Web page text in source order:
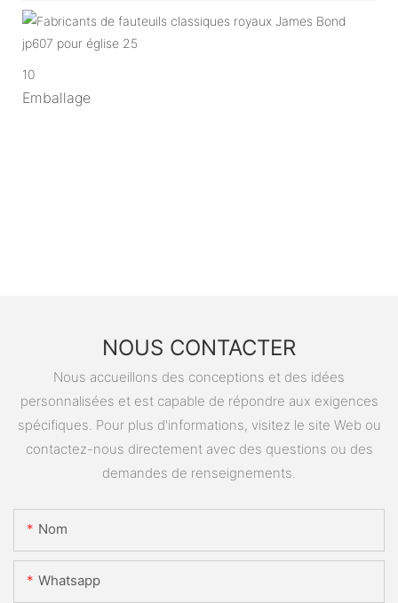
10
Emballage
NOUS CONTACTER
Nous accueillons des conceptions et des idées
personnalisées et est capable de répondre aux exigences
spécifiques. Pour plus d'informations, visitez le site Web ou
contactez-nous directement avec des questions ou des
demandes de renseignements.
Nom
Whatsapp